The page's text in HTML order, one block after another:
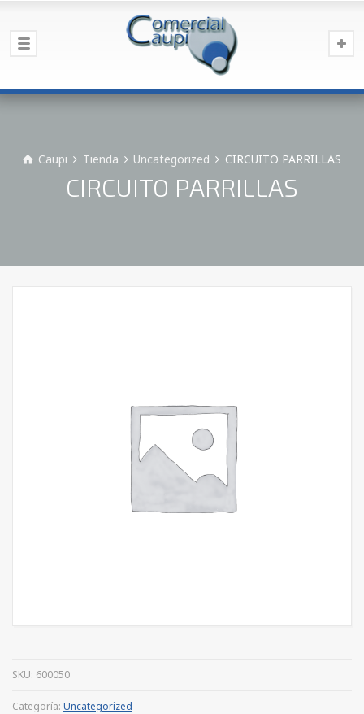
Caupi Tienda Uncategorized CIRCUITO PARRILLAS
CIRCUITO PARRILLAS
SKU: 600050
Categoría: Uncategorized